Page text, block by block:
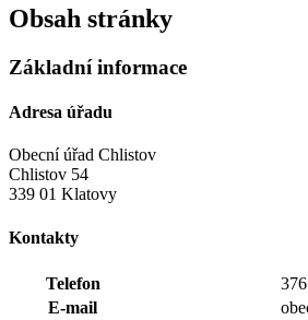
Obsah stránky
Základní informace
Adresa úřadu
Obecní úřad Chlistov
Chlistov 54
339 01 Klatovy
Kontakty
Telefon
E-mail